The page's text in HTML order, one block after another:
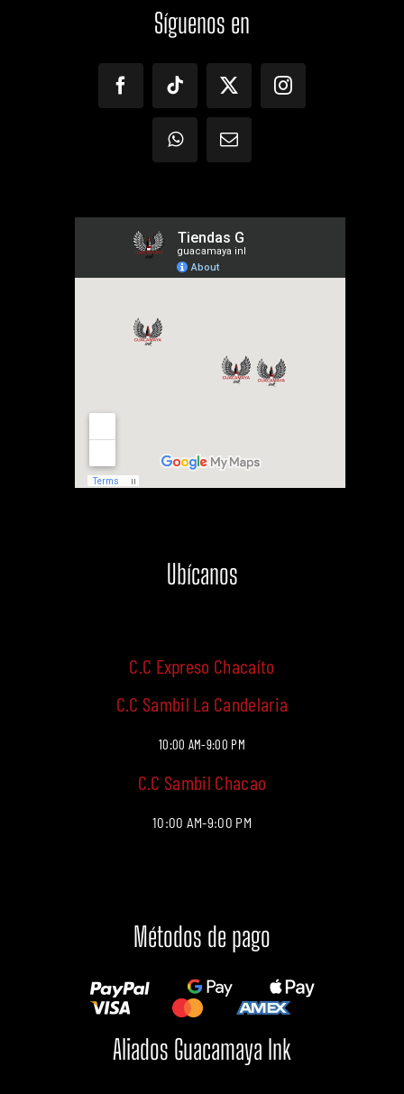
Síguenos en
Ubícanos
C.C Expreso Chacaíto
C.C Sambil La Candelaria
10:00 AM-9:00 PM
C.C Sambil Chacao
10:00 AM-9:00 PM
Métodos de pago
Aliados Guacamaya Ink